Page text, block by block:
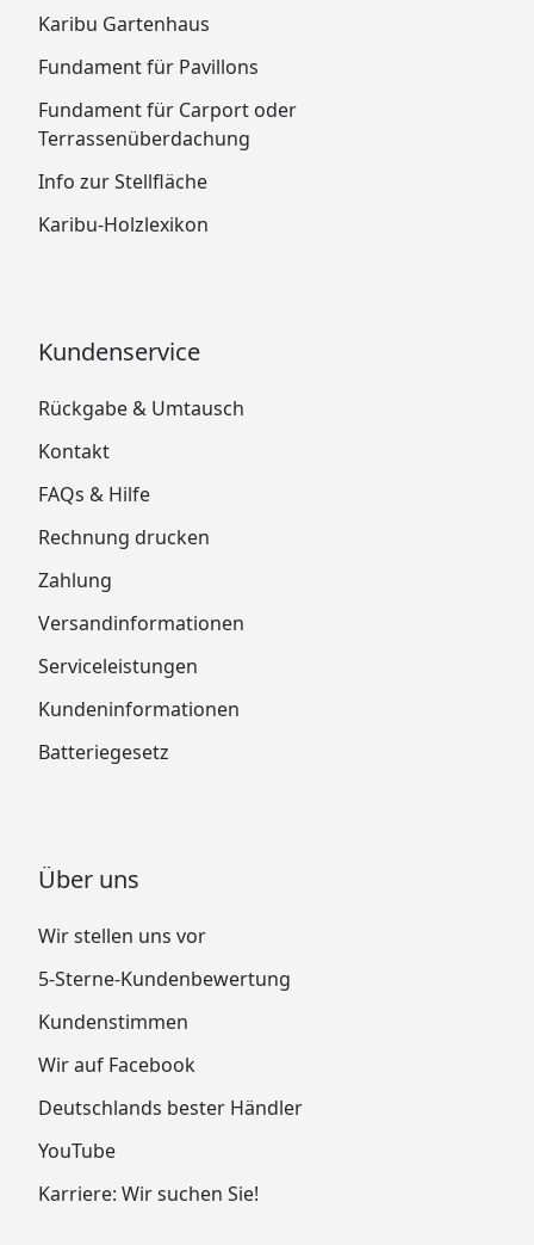
Karibu Gartenhaus
Fundament für Pavillons
Fundament für Carport oder
Terrassenüberdachung
Info zur Stellfläche
Karibu-Holzlexikon
Kundenservice
Rückgabe & Umtausch
Kontakt
FAQs & Hilfe
Rechnung drucken
Zahlung
Versandinformationen
Serviceleistungen
Kundeninformationen
Batteriegesetz
Über uns
Wir stellen uns vor
5-Sterne-Kundenbewertung
Kundenstimmen
Wir auf Facebook
Deutschlands bester Händler
YouTube
Karriere: Wir suchen Sie!